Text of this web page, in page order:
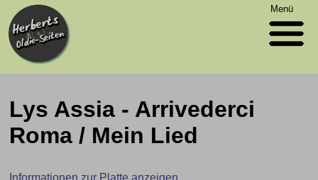
Menü
Lys Assia - Arrivederci
Roma / Mein Lied
Informationen zur Platte anzeigen